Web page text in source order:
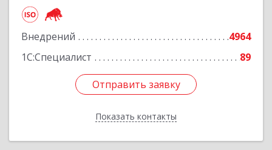
Внедрений
4964
1С:Специалист
89
Отправить заявку
Показать контакты
Отправить заявку
Назад